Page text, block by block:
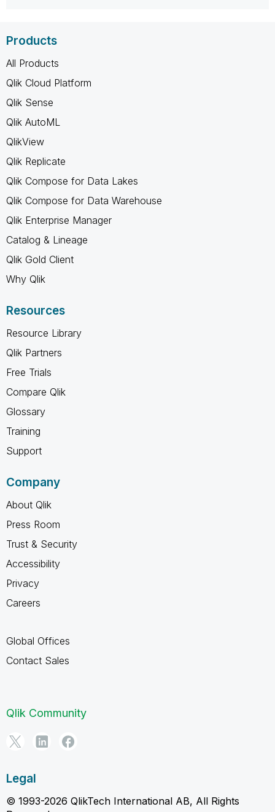
Products
All Products
Qlik Cloud Platform
Qlik Sense
Qlik AutoML
QlikView
Qlik Replicate
Qlik Compose for Data Lakes
Qlik Compose for Data Warehouse
Qlik Enterprise Manager
Catalog & Lineage
Qlik Gold Client
Why Qlik
Resources
Resource Library
Qlik Partners
Free Trials
Compare Qlik
Glossary
Training
Support
Company
About Qlik
Press Room
Trust & Security
Accessibility
Privacy
Careers
Global Offices
Contact Sales
Qlik Community
Legal
© 1993-2026 QlikTech International AB, All Rights